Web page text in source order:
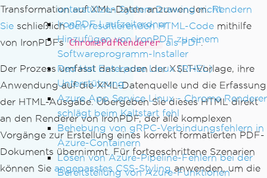
unterstützen System.Drawing nicht
IronPDF Laufzeitordner
Hinzufügen von IronPDF zu einem
Softwareprogramm-Installer
Red Hat Enterprise Linux (RHEL)
Unterstützung
Azure App Service Linux - Chrome Renderer
schlägt beim Kaltstart fehl
Behebung von gRPC-Verbindungsfehlern in
Azure-Containern
Lösen von Azure-Pipeline-Fehlern bei der
Bereitstellung von Azure-Funktionen
Transformation auf XML-Daten anzuwenden.Rendern
Sie schließlichden resultierenden HTML-Code mithilfe
von IronPDFs ChromePdfRenderer als PDF.
Der Prozess umfasst das Laden der XSLT-Vorlage, ihre
Anwendung auf die XML-Datenquelle und die Erfassung
der HTML-Ausgabe. Übergeben Sie dieses HTML direkt
an den Renderer von IronPDF, der alle komplexen
Vorgänge zur Erstellung eines korrekt formatierten PDF-
Dokuments übernimmt. Für fortgeschrittene Szenarien
können Sie angepasstes CSS-Stylinganwenden, um die